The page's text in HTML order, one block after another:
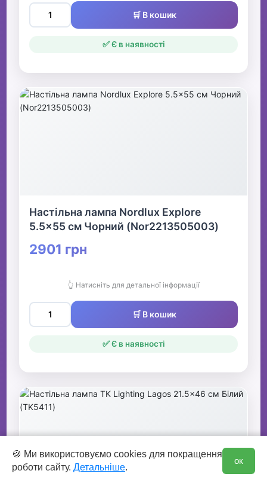
🛒 В кошик
✅ Є в наявності
Настільна лампа Nordlux Explore
5.5x55 см Чорний (Nor2213505003)
2901 грн
👆 Натисніть для детальної інформації
🛒 В кошик
✅ Є в наявності
🍪 Ми використовуємо cookies для покращення
роботи сайту. Детальніше.
ок
0